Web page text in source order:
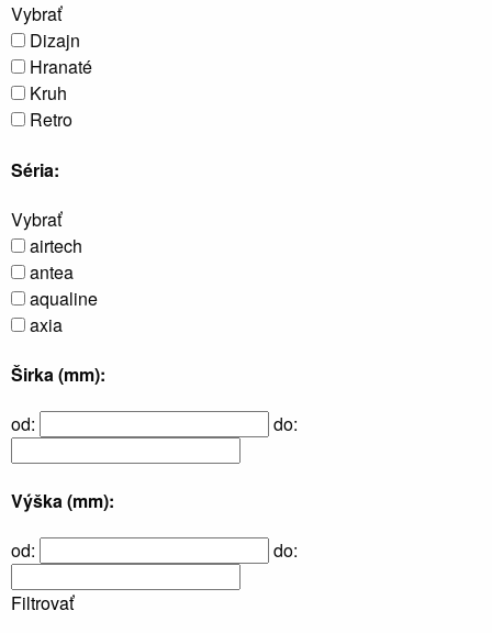
Vybrať
Dizajn
Hranaté
Kruh
Retro
Séria:
Vybrať
airtech
antea
aqualine
axia
Širka (mm):
od:
do:
Výška (mm):
od:
do:
Filtrovať